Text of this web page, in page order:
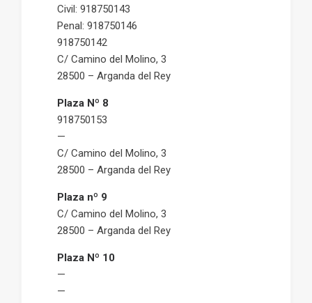
Civil: 918750143
Penal: 918750146
918750142
C/ Camino del Molino, 3
28500 – Arganda del Rey
Plaza Nº 8
918750153
—
C/ Camino del Molino, 3
28500 – Arganda del Rey
Plaza nº 9
C/ Camino del Molino, 3
28500 – Arganda del Rey
Plaza Nº 10
—
—